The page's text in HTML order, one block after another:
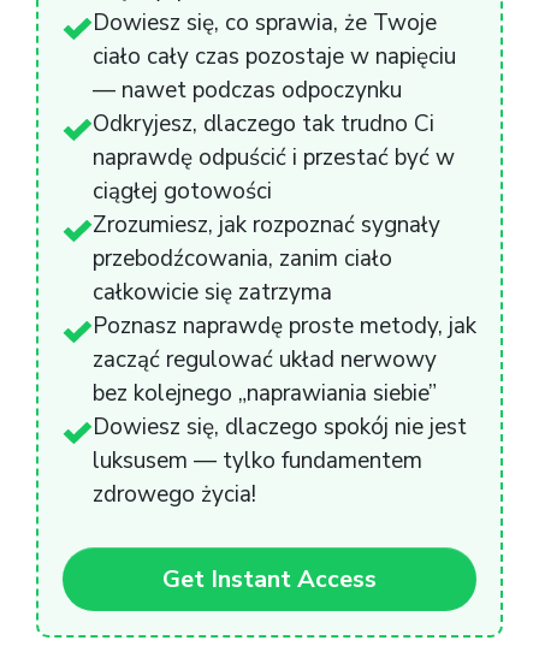
Dowiesz się, co sprawia, że Twoje
ciało cały czas pozostaje w napięciu
— nawet podczas odpoczynku
Odkryjesz, dlaczego tak trudno Ci
naprawdę odpuścić i przestać być w
ciągłej gotowości
Zrozumiesz, jak rozpoznać sygnały
przebodźcowania, zanim ciało
całkowicie się zatrzyma
Poznasz naprawdę proste metody, jak
zacząć regulować układ nerwowy
bez kolejnego „naprawiania siebie”
Dowiesz się, dlaczego spokój nie jest
luksusem — tylko fundamentem
zdrowego życia!
Get Instant Access